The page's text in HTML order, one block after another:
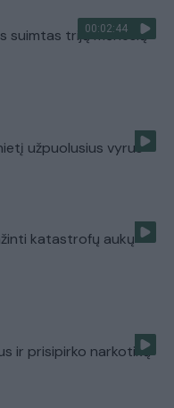
00:02:44
suimtas trijų mėnesių
užpuolusius vyrus
katastrofų aukų
ir prisipirko narkotikų